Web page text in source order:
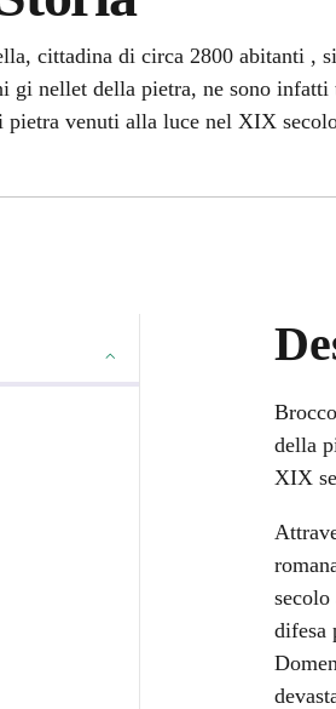
cittadina di circa 2800 abitanti ,
gi nellet della pietra, ne sono
pietra venuti alla luce nel XIX
della
XIX
difesa